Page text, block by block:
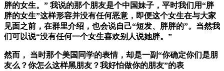
胖的女生。” 我说的那个朋友是个中国妹子，平时我们用“胖
胖的女生”这样形容并没有任何恶意，即便这个女生在与大家
见面之前，在群里介绍，也会说自己“短发、胖胖的”。当然我
们可以说“没有任何一个女生喜欢别人说她胖。”
然而， 当时那个美国同学的表情，却是一副“你确定你们是朋
友么？你怎么这样黑朋友？我好怕做你的朋友”的表